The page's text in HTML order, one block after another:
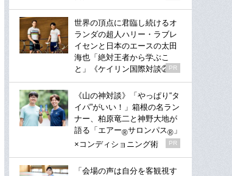
世界の頂点に君臨し続けるオ
ランダの超人ハリー・ラブレ
イセンと日本のエースの太田
海也「絶対王者から学ぶこ
と」《ケイリン国際対談②》
PR
《山の神対談》「やっぱり“タ
イパ”がいい！」箱根の名ラン
ナー、柏原竜二と神野大地が
語る「エアー®サロンパス® 」
×コンディショニング術
PR
「会場の声は自分を客観視す